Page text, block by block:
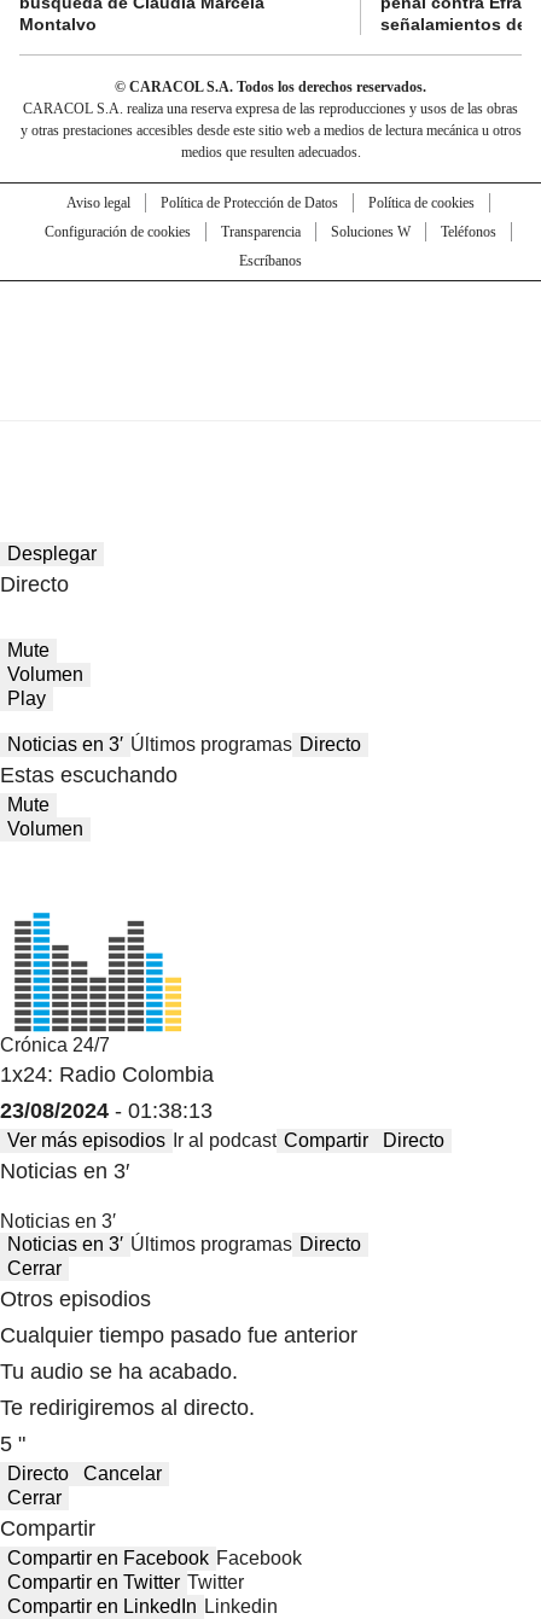
Montalvo
señalamientos de
© CARACOL S.A. Todos los derechos reservados.
CARACOL S.A. realiza una reserva expresa de las reproducciones y usos de las obras
y otras prestaciones accesibles desde este sitio web a medios de lectura mecánica u otros
medios que resulten adecuados.
Aviso legal Política de Protección de Datos
Política de cookies
Configuración de cookies
Transparencia Soluciones W
Teléfonos
Escríbanos
Desplegar
Directo
Mute
Volumen
Play
Noticias en 3′ Últimos programas Directo
Estas escuchando
Mute
Volumen
Crónica 24/7
1x24: Radio Colombia
23/08/2024 - 01:38:13
Ver más episodios Ir al podcast Compartir Directo
Noticias en 3′
Noticias en 3′
Noticias en 3′ Últimos programas Directo
Cerrar
Otros episodios
Cualquier tiempo pasado fue anterior
Tu audio se ha acabado.
Te redirigiremos al directo.
5 "
Directo
Cancelar
Cerrar
Compartir
Compartir en Facebook Facebook
Compartir en Twitter Twitter
Compartir en LinkedIn Linkedin